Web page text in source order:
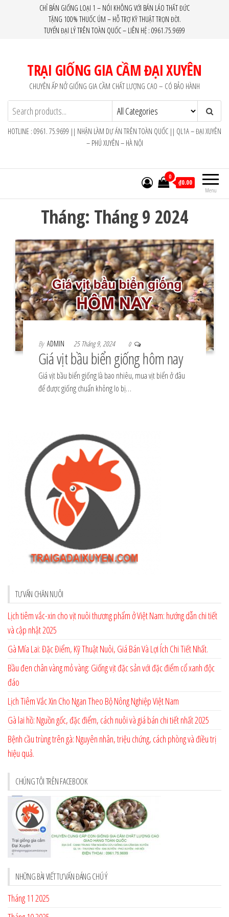
CHỈ BÁN GIỐNG LOẠI 1 – NÓI KHÔNG VỚI BÁN LÁO THẤT ĐỨC
TẶNG 100% THUỐC ÚM – HỖ TRỢ KỸ THUẬT TRỌN ĐỜI.
TUYỂN ĐẠI LÝ TRÊN TOÀN QUỐC – LIÊN HỆ : 0961.75.9699
TRẠI GIỐNG GIA CẦM ĐẠI XUYÊN
CHUYÊN ẤP NỞ GIỐNG GIA CẦM CHẤT LƯỢNG CAO – CÓ BẢO HÀNH
HOTLINE : 0961. 75.9699 || NHẬN LÀM DỰ ÁN TRÊN TOÀN QUỐC || QL1A – ĐẠI XUYÊN
– PHÚ XUYÊN – HÀ NỘI
Menu
0
₫0.00
Tháng: Tháng 9 2024
By ADMIN 25 Tháng 9, 2024 0
Giá vịt bầu biển giống hôm nay
Giá vịt bầu biển giống là bao nhiêu, mua vịt biển ở đâu
để được giống chuẩn không lo bị…
TƯ VẤN CHĂN NUÔI
Lịch tiêm vắc-xin cho vịt nuôi thương phẩm ở Việt Nam: hướng dẫn chi tiết
và cập nhật 2025
Gà Mía Lai: Đặc Điểm, Kỹ Thuật Nuôi, Giá Bán Và Lợi Ích Chi Tiết Nhất.
Bầu đen chân vàng mỏ vàng: Giống vịt đặc sản với đặc điểm cổ xanh độc
đáo
Lịch Tiêm Vắc Xin Cho Ngan Theo Bộ Nông Nghiệp Việt Nam
Gà lai hồ: Nguồn gốc, đặc điểm, cách nuôi và giá bán chi tiết nhất 2025
Bệnh cầu trùng trên gà: Nguyên nhân, triệu chứng, cách phòng và điều trị
hiệu quả.
CHÚNG TÔI TRÊN FACEBOOK
NHỮNG BÀI VIẾT TƯ VẤN ĐÁNG CHÚ Ý
Tháng 11 2025